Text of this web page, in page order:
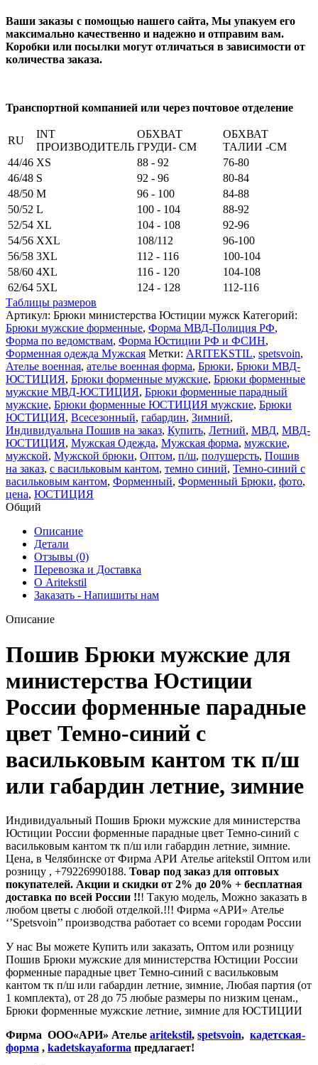
Ваши заказы с помощью нашего сайта, Мы упакуем его
максимально качественно и надежно и отправим вам.
Коробки или посылки могут отличаться в зависимости от
количества заказа.
Транспортной компанией или через почтовое отделение
RU
INT
ПРОИЗВОДИТЕЛЬ
ОБХВАТ
ГРУДИ- СМ
ОБХВАТ
ТАЛИИ -СМ
44/46 XS 88 - 92
76-80
46/48 S 92 - 96
80-84
48/50 M 96 - 100
84-88
50/52 L 100 - 104
88-92
52/54 XL 104 - 108
92-96
54/56 XXL 108/112
96-100
56/58 3XL 112 - 116
100-104
58/60 4XL 116 - 120
104-108
62/64 5XL 124 - 128
112-116
Таблицы размеров
Артикул: Брюки министерства Юстиции мужск Категорий:
Брюки мужские форменные, Форма МВД-Полиция РФ,
Форма по ведомствам, Форма Юстиции РФ и ФСИН,
Форменная одежда Мужская Метки: ARITEKSTIL, spetsvoin,
Ателье военная, ателье военная форма, Брюки, Брюки МВД-
ЮСТИЦИЯ, Брюки форменные мужские, Брюки форменные
мужские МВД-ЮСТИЦИЯ, Брюки форменные парадный
мужские, Брюки форменные ЮСТИЦИЯ мужские, Брюки
ЮСТИЦИЯ, Всесезонный, габардин, Зимний,
Индивидуальна Пошив на заказ, Купить, Летний, МВД, МВД-
ЮСТИЦИЯ, Мужская Одежда, Мужская форма, мужские,
мужской, Мужской брюки, Оптом, п/ш, полушерсть, Пошив
на заказ, с васильковым кантом, темно синий, Темно-синий с
васильковым кантом, Форменный, Форменный Брюки, фото,
цена, ЮСТИЦИЯ
Общий
Описание
Детали
Отзывы (0)
Перевозка и Доставка
О Aritekstil
Заказать - Напишиты нам
Описание
Пошив Брюки мужские для
министерства Юстиции
России форменные парадные
цвет Темно-синий с
васильковым кантом тк п/ш
или габардин летние, зимние
Индивидуальный Пошив Брюки мужские для министерства
Юстиции России форменные парадные цвет Темно-синий с
васильковым кантом тк п/ш или габардин летние, зимние.
Цена, в Челябинске от Фирма АРИ Ателье aritekstil Оптом или
розницу , +79226990188. Товар под заказ для оптовых
покупателей. Акции и скидки от 2% до 20% + бесплатная
доставка по всей России !!! Такую модель, Mожно заказать в
любом цветы с любой отделкой.!!! Фирма «АРИ» Ателье
‘’Spetsvoin’’ производства работает со всеми городам России
У нас Вы можете Купить или заказать, Оптом или розницу
Пошив Брюки мужские для министерства Юстиции России
форменные парадные цвет Темно-синий с васильковым
кантом тк п/ш или габардин летние, зимние, Любая партия (от
1 комплекта), от 28 до 75 любые размеры по низким ценам.,
Брюки форменные мужские летние, зимние для ЮСТИЦИИ
Фирма ООО«АРИ» Ателье aritekstil, spetsvoin, кадетская-
форма , kadetskayaforma предлагает!